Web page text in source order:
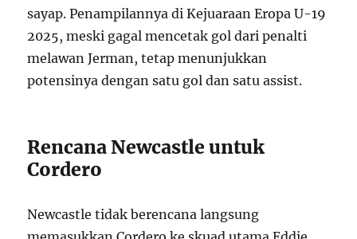
sayap. Penampilannya di Kejuaraan Eropa U-19
2025, meski gagal mencetak gol dari penalti
melawan Jerman, tetap menunjukkan
potensinya dengan satu gol dan satu assist.
Rencana Newcastle untuk
Cordero
Newcastle tidak berencana langsung